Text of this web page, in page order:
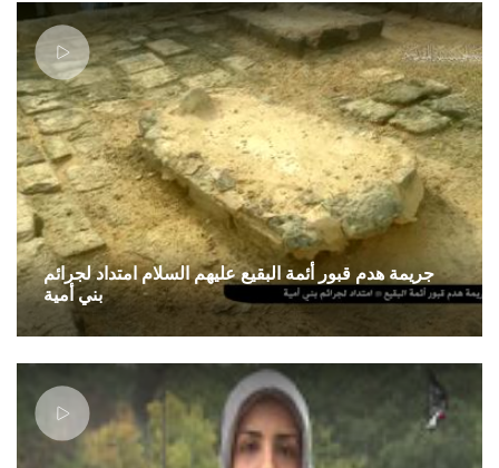
جريمة هدم قبور أئمة البقيع عليهم السلام امتداد لجرائم
بني أمية